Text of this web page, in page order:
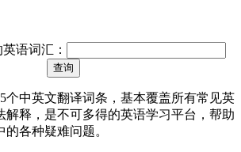
语词汇：
个中英文翻译词条，基本覆盖所有常见英
解释，是不可多得的英语学习平台，帮助
各种疑难问题。